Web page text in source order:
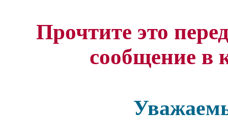
Прочтите это
сообщение в